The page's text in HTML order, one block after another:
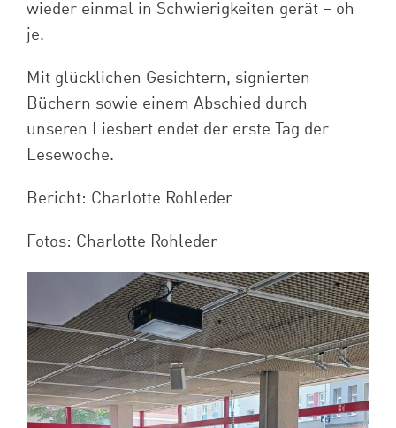
wieder einmal in Schwierigkeiten gerät – oh
je.
Mit glücklichen Gesichtern, signierten
Büchern sowie einem Abschied durch
unseren Liesbert endet der erste Tag der
Lesewoche.
Bericht: Charlotte Rohleder
Fotos: Charlotte Rohleder